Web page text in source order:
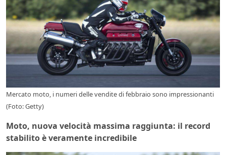
Mercato moto, i numeri delle vendite di febbraio sono impressionanti
(Foto: Getty)
Moto, nuova velocità massima raggiunta: il record
stabilito è veramente incredibile